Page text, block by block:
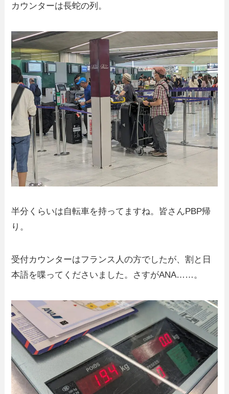
カウンターは長蛇の列。
半分くらいは自転車を持ってますね。皆さんPBP帰
り。
受付カウンターはフランス人の方でしたが、割と日
本語を喋ってくださいました。さすがANA……。